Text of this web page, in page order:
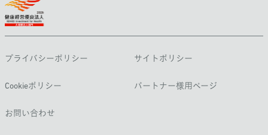
プライバシーポリシー サイトポリシー
Cookieポリシー パートナー様用ページ
お問い合わせ